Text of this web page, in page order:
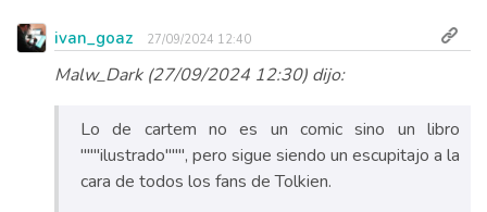
ivan_goaz 27/09/2024 12:40
Malw_Dark (27/09/2024 12:30) dijo:
Lo de cartem no es un comic sino un libro
"""ilustrado""", pero sigue siendo un escupitajo a la
cara de todos los fans de Tolkien.